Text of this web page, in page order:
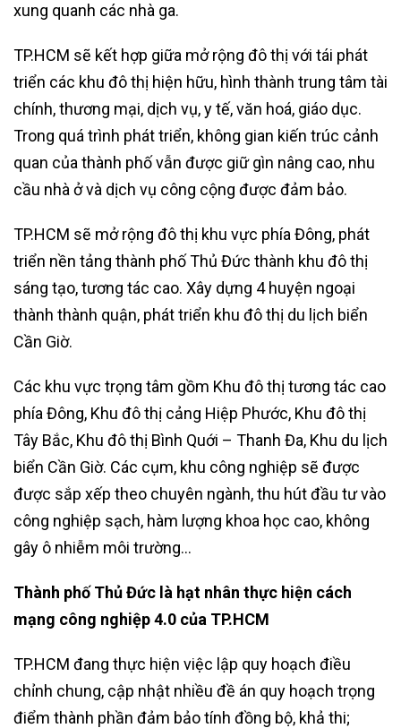
xung quanh các nhà ga.
TP.HCM sẽ kết hợp giữa mở rộng đô thị với tái phát
triển các khu đô thị hiện hữu, hình thành trung tâm tài
chính, thương mại, dịch vụ, y tế, văn hoá, giáo dục.
Trong quá trình phát triển, không gian kiến trúc cảnh
quan của thành phố vẫn được giữ gìn nâng cao, nhu
cầu nhà ở và dịch vụ công cộng được đảm bảo.
TP.HCM sẽ mở rộng đô thị khu vực phía Đông, phát
triển nền tảng thành phố Thủ Đức thành khu đô thị
sáng tạo, tương tác cao. Xây dựng 4 huyện ngoại
thành thành quận, phát triển khu đô thị du lịch biển
Cần Giờ.
Các khu vực trọng tâm gồm Khu đô thị tương tác cao
phía Đông, Khu đô thị cảng Hiệp Phước, Khu đô thị
Tây Bắc, Khu đô thị Bình Quới – Thanh Đa, Khu du lịch
biển Cần Giờ. Các cụm, khu công nghiệp sẽ được
được sắp xếp theo chuyên ngành, thu hút đầu tư vào
công nghiệp sạch, hàm lượng khoa học cao, không
gây ô nhiễm môi trường…
Thành phố Thủ Đức là hạt nhân thực hiện cách
mạng công nghiệp 4.0 của TP.HCM
TP.HCM đang thực hiện việc lập quy hoạch điều
chỉnh chung, cập nhật nhiều đề án quy hoạch trọng
điểm thành phần đảm bảo tính đồng bộ, khả thi;